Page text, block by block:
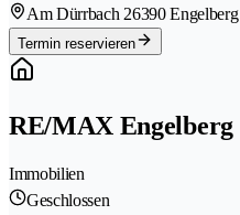
Am Dürrbach 26390 Engelberg
Termin reservieren
RE/MAX Engelberg
Immobilien
Geschlossen